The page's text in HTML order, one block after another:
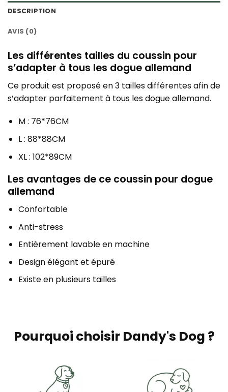
DESCRIPTION
AVIS (0)
Les différentes tailles du coussin pour
s’adapter à tous les dogue allemand
Ce produit est proposé en 3 tailles différentes afin de
s’adapter parfaitement à tous les dogue allemand.
M : 76*76CM
L : 88*88CM
XL : 102*89CM
Les avantages de ce coussin pour dogue
allemand
Confortable
Anti-stress
Entièrement lavable en machine
Design élégant et épuré
Existe en plusieurs tailles
Pourquoi choisir Dandy's Dog ?